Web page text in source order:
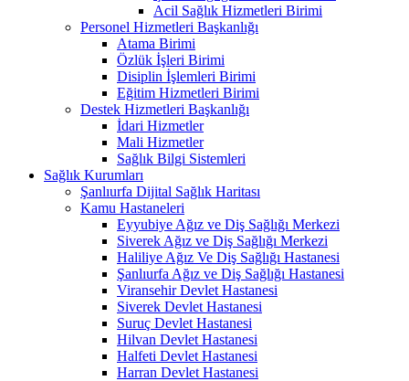
Acil Sağlık Hizmetleri Birimi
Personel Hizmetleri Başkanlığı
Atama Birimi
Özlük İşleri Birimi
Disiplin İşlemleri Birimi
Eğitim Hizmetleri Birimi
Destek Hizmetleri Başkanlığı
İdari Hizmetler
Mali Hizmetler
Sağlık Bilgi Sistemleri
Sağlık Kurumları
Şanlıurfa Dijital Sağlık Haritası
Kamu Hastaneleri
Eyyubiye Ağız ve Diş Sağlığı Merkezi
Siverek Ağız ve Diş Sağlığı Merkezi
Haliliye Ağız Ve Diş Sağlığı Hastanesi
Şanlıurfa Ağız ve Diş Sağlığı Hastanesi
Viransehir Devlet Hastanesi
Siverek Devlet Hastanesi
Suruç Devlet Hastanesi
Hilvan Devlet Hastanesi
Halfeti Devlet Hastanesi
Harran Devlet Hastanesi